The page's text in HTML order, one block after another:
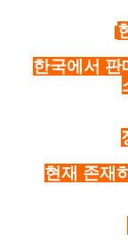
한국에서 판
현재 존재